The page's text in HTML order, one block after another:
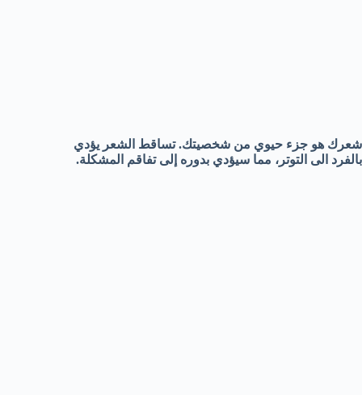
شعرك هو جزء حيوي من شخصيتك. تساقط الشعر يؤدي
بالفرد الى التوتر، مما سيؤدي بدوره إلى تفاقم المشكلة.